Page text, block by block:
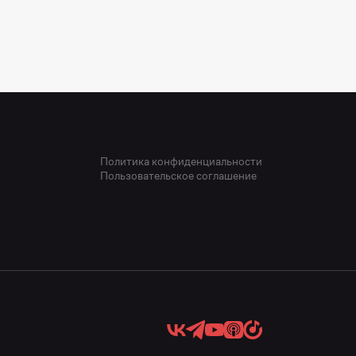
Политика конфиденциальности
Пользовательское соглашение